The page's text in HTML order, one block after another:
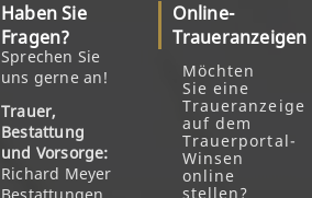
Haben Sie
Fragen?
Sprechen Sie
uns gerne an!
Trauer,
Bestattung
und Vorsorge:
Richard Meyer
Online-
Traueranzeigen
Möchten
Sie eine
Traueranzeige
auf dem
Trauerportal-
Winsen
online
stellen?